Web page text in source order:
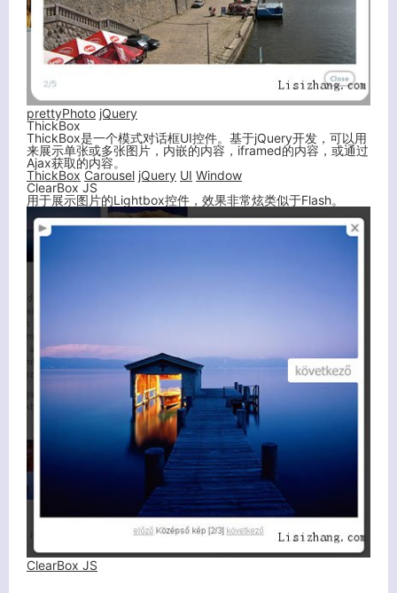
prettyPhoto jQuery
ThickBox
ThickBox是一个模式对话框UI控件。基于jQuery开发，可以用
来展示单张或多张图片，内嵌的内容，iframed的内容，或通过
Ajax获取的内容。
ThickBox Carousel jQuery UI Window
ClearBox JS
用于展示图片的Lightbox控件，效果非常炫类似于Flash。
ClearBox JS